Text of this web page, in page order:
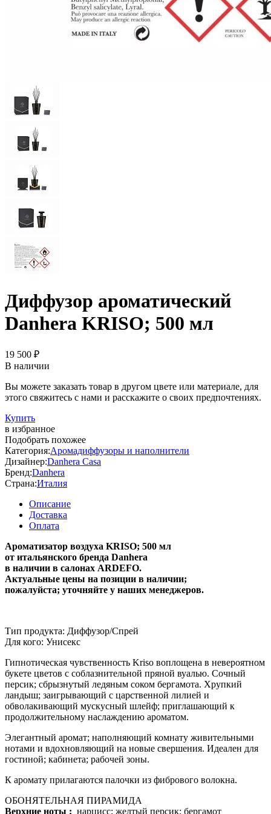
Диффузор ароматический
Danhera KRISO; 500 мл
19 500 ₽
В наличии
Вы можете заказать товар в другом цвете или материале, для
этого свяжитесь с нами и расскажите о своих предпочтениях.
Купить
в избранное
Подобрать похожее
Категория:Аромадиффузоры и наполнители
Дизайнер:Danhera Casa
Бренд:Danhera
Страна:Италия
Описание
Доставка
Оплата
Ароматизатор воздуха KRISO; 500 мл
от итальянского бренда Danhera
в наличии в салонах ARDEFO.
Актуальные цены на позиции в наличии;
пожалуйста; уточняйте у наших менеджеров.
Тип продукта: Диффузор/Спрей
Для кого: Унисекс
Гипнотическая чувственность Kriso воплощена в невероятном
букете цветов с соблазнительной пряной вуалью. Сочный
персик; сбрызнутый ледяным соком бергамота. Хрупкий
ландыш; заигрывающий с царственной лилией и
обволакивающий мускусный шлейф; приглашающий к
продолжительному наслаждению ароматом.
Элегантный аромат; наполняющий комнату живительными
нотами и вдохновляющий на новые свершения. Идеален для
гостиной; кабинета; рабочей зоны.
К аромату прилагаются палочки из фибрового волокна.
ОБОНЯТЕЛЬНАЯ ПИРАМИДА
Верхние ноты : нарцисс; желтый персик; бергамот